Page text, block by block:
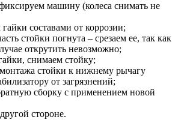
машину (колеса снимать не
составами от коррозии;
стойки погнута – срезаем ее, так как
открутить невозможно;
снимаем стойку;
стойки к нижнему рычагу
от загрязнений;
сборку с применением новой
стороне.